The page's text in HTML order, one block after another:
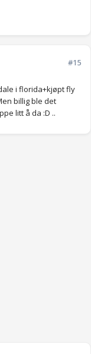
#15
i florida+kjøpt fly
billig ble det
litt å da :D ..